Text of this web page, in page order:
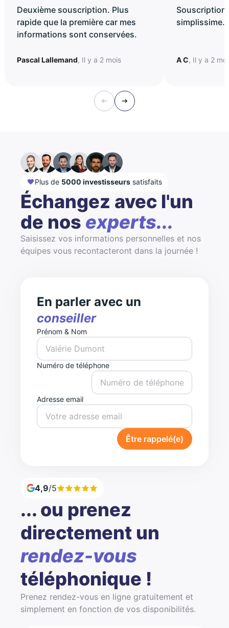
Deuxième souscription. Plus
rapide que la première car mes
informations sont conservées.
Pascal Lallemand, Il y a 2 mois
Souscription
A C, Il y a 2
Plus de 5000 investisseurs satisfaits
Échangez avec l'un
de nos experts...
Saisissez vos informations personnelles et nos
équipes vous recontacteront dans la journée !
En parler avec un
conseiller
Prénom & Nom
Numéro de téléphone
Adresse email
Être rappelé(e)
4,9/5
... ou prenez
directement un
rendez-vous
téléphonique !
Prenez rendez-vous en ligne gratuitement et
simplement en fonction de vos disponibilités.